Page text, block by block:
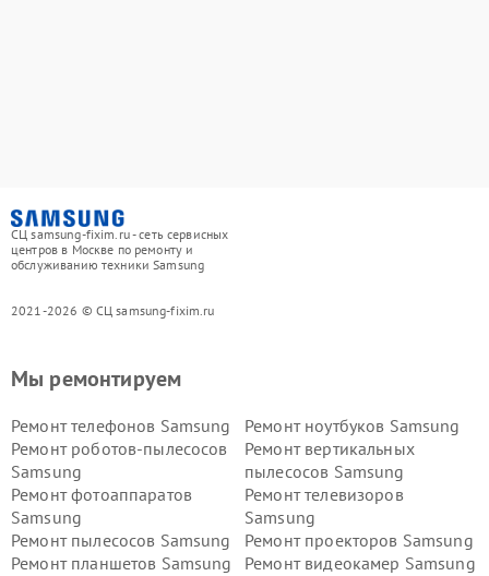
СЦ samsung-fixim.ru - сеть сервисных
центров в Москве по ремонту и
обслуживанию техники Samsung
2021-2026 © СЦ samsung-fixim.ru
Мы ремонтируем
Ремонт телефонов Samsung
Ремонт ноутбуков Samsung
Ремонт роботов-пылесосов
Samsung
Ремонт вертикальных
пылесосов Samsung
Ремонт фотоаппаратов
Samsung
Ремонт телевизоров
Samsung
Ремонт пылесосов Samsung
Ремонт проекторов Samsung
Ремонт планшетов Samsung
Ремонт видеокамер Samsung